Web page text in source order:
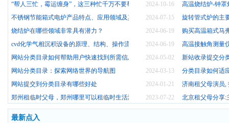
2024-10-16
“帮人三忙，霉运缠身”，这三种忙千万不要帮，别等吃亏才后悔 高温烧结炉-钟罩
2024-07-15
不锈钢节能箱式电炉产品特点、应用领域及其价格
旋转管式炉的主
2024-06-19
烧结炉在哪些领域非常具有潜力？
购买高温箱式马
2024-06-19
cvd化学气相沉积设备的原理、结构、操作流程及应用
高温接触角测量
2024-05-02
网站分类目录如何帮助用户快速找到所需信息？
新站收录提交分
2024-03-13
网站分类目录：探索网络世界的导航图
分类目录如何适
2024-01-21
网站提交到分类目录有哪些好处
济南租父母演员,
2023-07-22
郑州租临时父母，郑州哪里可以租临时生活演员？ 北京租父母分享:
最新点入